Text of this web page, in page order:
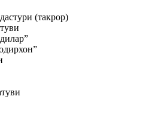
(такрор)